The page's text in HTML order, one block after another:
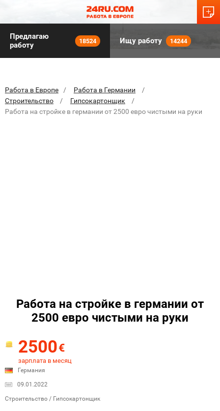
Предлагаю
работу
18524 Ищу работу 14244
Работа в Европе
Работа в Германии
Строительство
Гипсокартонщик
Работа на стройке в германии от 2500 евро чистыми на руки
Работа на стройке в германии от
2500 евро чистыми на руки
2500€
зарплата в месяц
Германия
09.01.2022
Строительство / Гипсокартонщик